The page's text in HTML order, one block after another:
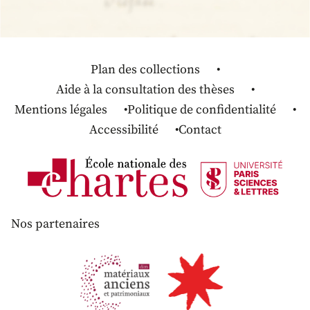
Plan des collections
Aide à la consultation des thèses
Mentions légales
Politique de confidentialité
Accessibilité
Contact
Nos partenaires